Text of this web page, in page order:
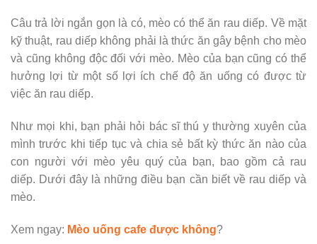
Câu trả lời ngắn gọn là có, mèo có thể ăn rau diếp. Về mặt
kỹ thuật, rau diếp không phải là thức ăn gây bệnh cho mèo
và cũng không độc đối với mèo. Mèo của bạn cũng có thể
hưởng lợi từ một số lợi ích chế độ ăn uống có được từ
việc ăn rau diếp.
Như mọi khi, bạn phải hỏi bác sĩ thú y thường xuyên của
mình trước khi tiếp tục và chia sẻ bất kỳ thức ăn nào của
con người với mèo yêu quý của bạn, bao gồm cả rau
diếp. Dưới đây là những điều bạn cần biết về rau diếp và
mèo.
Xem ngay: Mèo uống cafe được không?